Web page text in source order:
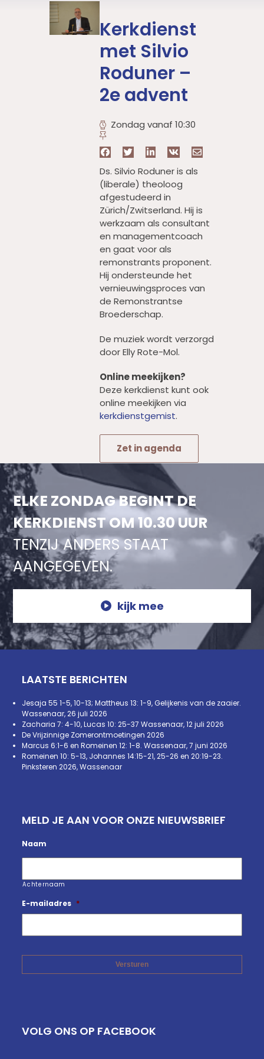
Kerkdienst
met Silvio
Roduner –
2e advent
Zondag vanaf 10:30
Ds. Silvio Roduner is als
(liberale) theoloog
afgestudeerd in
Zürich/Zwitserland. Hij is
werkzaam als consultant
en managementcoach
en gaat voor als
remonstrants proponent.
Hij ondersteunde het
vernieuwingsproces van
de Remonstrantse
Broederschap.
De muziek wordt verzorgd
door Elly Rote-Mol.
Online meekijken?
Deze kerkdienst kunt ook
online meekijken via
kerkdienstgemist.
Zet in agenda
ELKE ZONDAG BEGINT DE
KERKDIENST OM 10.30 UUR
TENZIJ ANDERS STAAT
AANGEGEVEN.
kijk mee
LAATSTE BERICHTEN
Jesaja 55 1-5, 10-13; Mattheus 13: 1-9, Gelijkenis van de zaaier.
Wassenaar, 26 juli 2026
Zacharia 7: 4-10, Lucas 10: 25-37 Wassenaar, 12 juli 2026
De Vrijzinnige Zomerontmoetingen 2026
Marcus 6:1-6 en Romeinen 12: 1-8. Wassenaar, 7 juni 2026
Romeinen 10: 5-13, Johannes 14:15-21, 25-26 en 20:19-23.
Pinksteren 2026, Wassenaar
MELD JE AAN VOOR ONZE NIEUWSBRIEF
Naam
Achternaam
E-mailadres *
VOLG ONS OP FACEBOOK